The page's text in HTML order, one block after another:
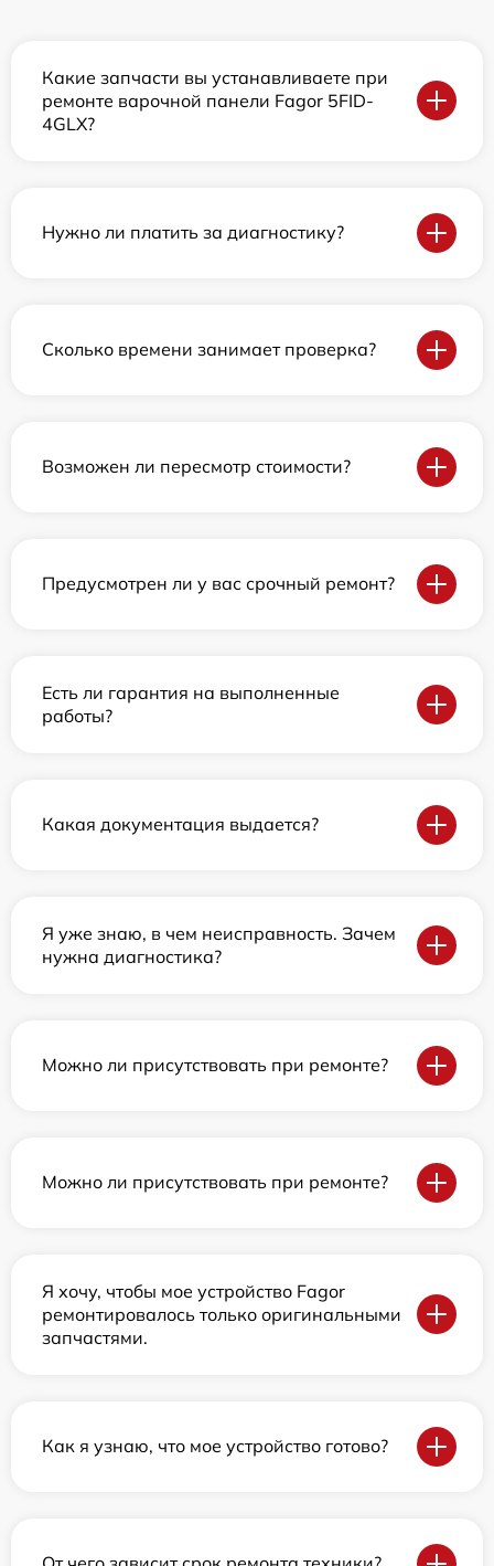
Какие запчасти вы устанавливаете при
ремонте варочной панели Fagor 5FID-
4GLX?
Нужно ли платить за диагностику?
Сколько времени занимает проверка?
Возможен ли пересмотр стоимости?
Предусмотрен ли у вас срочный ремонт?
Есть ли гарантия на выполненные
работы?
Какая документация выдается?
Я уже знаю, в чем неисправность. Зачем
нужна диагностика?
Можно ли присутствовать при ремонте?
Можно ли присутствовать при ремонте?
Я хочу, чтобы мое устройство Fagor
ремонтировалось только оригинальными
запчастями.
Как я узнаю, что мое устройство готово?